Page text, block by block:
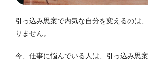
引っ込み思案で内気な自分を変えるのは
りません。
今、仕事に悩んでいる人は、引っ込み思